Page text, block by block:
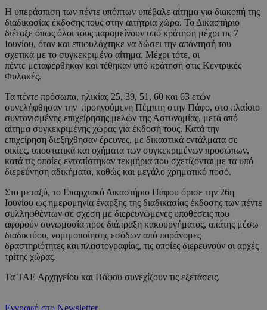
Η υπεράσπιση των πέντε υπόπτων υπέβαλε αίτημα για διακοπή της
διαδικασίας έκδοσης τους στην αιτήτρια χώρα. Το Δικαστήριο
διέταξε όπως όλοι τους παραμείνουν υπό κράτηση μέχρι τις 7
Ιουνίου, όταν και επιφυλάχτηκε να δώσει την απάντησή του
σχετικά με το συγκεκριμένο αίτημα. Μέχρι τότε, οι
πέντε μεταφέρθηκαν και τέθηκαν υπό κράτηση στις Κεντρικές
Φυλακές.
Τα πέντε πρόσωπα, ηλικίας 25, 39, 51, 60 και 63 ετών
συνελήφθησαν την προηγούμενη Πέμπτη στην Πάφο, στο πλαίσιο
συντονισμένης επιχείρησης μελών της Αστυνομίας, μετά από
αίτημα συγκεκριμένης χώρας για έκδοσή τους. Κατά την
επιχείρηση διεξήχθησαν έρευνες, με δικαστικά εντάλματα σε
οικίες, υποστατικά και οχήματα των συγκεκριμένων προσώπων,
κατά τις οποίες εντοπίστηκαν τεκμήρια που σχετίζονται με τα υπό
διερεύνηση αδικήματα, καθώς και μεγάλο χρηματικό ποσό.
Στο μεταξύ, το Επαρχιακό Δικαστήριο Πάφου όρισε την 26η
Ιουνίου ως ημερομηνία έναρξης της διαδικασίας έκδοσης των πέντε
συλληφθέντων σε σχέση με διερευνώμενες υποθέσεις που
αφορούν συνωμοσία προς διάπραξη κακουργήματος, απάτης μέσω
διαδικτύου, νομιμοποίησης εσόδων από παράνομες
δραστηριότητες και πλαστογραφίας, τις οποίες διερευνούν οι αρχές
τρίτης χώρας.
Τα ΤΑΕ Αρχηγείου και Πάφου συνεχίζουν τις εξετάσεις.
Εγγραφή στο Newsletter